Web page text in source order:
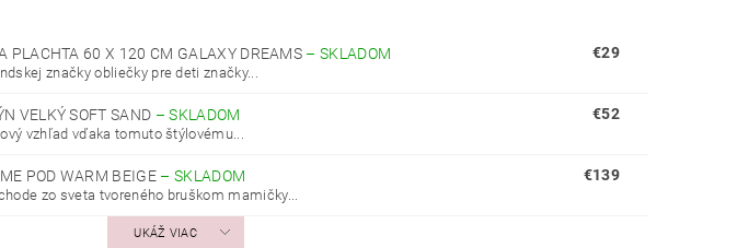
PLACHTA 60 X 120 CM GALAXY DREAMS –SKLADOM
značky obliečky pre deti značky...
€29
VELKÝ SOFT SAND –SKLADOM
vzhľad vďaka tomuto štýlovému...
€52
POD WARM BEIGE – SKLADOM
zo sveta tvoreného bruškom mamičky...
€139
UKÁŽ VIAC